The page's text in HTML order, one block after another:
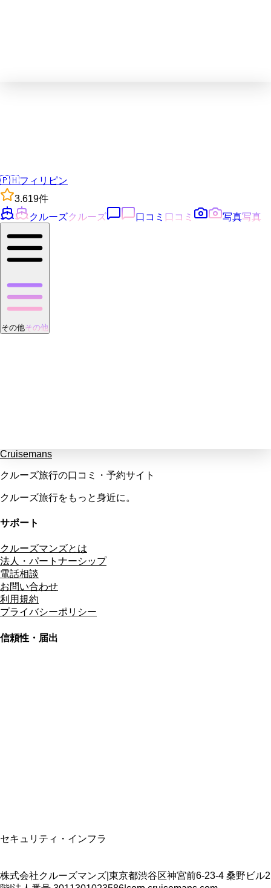
🇵🇭フィリピン
3.619件
クルーズクルーズ 口コミ 口コミ 写真写真
その他その他
Cruisemans
クルーズ旅行の口コミ・予約サイト
クルーズ旅行をもっと身近に。
サポート
クルーズマンズとは
法人・パートナーシップ
電話相談
お問い合わせ
利用規約
プライバシーポリシー
信頼性・届出
セキュリティ・インフラ
株式会社クルーズマンズ 東京都渋谷区神宮前6-23-4 桑野ビル2